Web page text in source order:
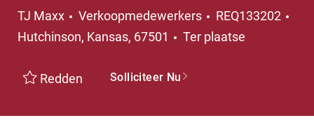
TJ Maxx Categorie
Verkoopmedewerkers REQ133202
Hutchinson, Kansas, 67501
Ter plaatse
Redden Solliciteer Nu